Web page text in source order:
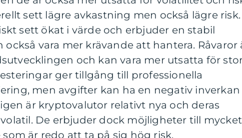
sett lägre avkastning men också lägre risk.
sett ökat i värde och erbjuder en stabil
vara mer krävande att hantera. Råvaror
och kan vara mer utsatta för
ger tillgång till professionella
men avgifter kan ha en negativ inverkan
är kryptovalutor relativt nya och deras
De erbjuder dock möjligheter till mycket
är redo att ta på sig hög risk.